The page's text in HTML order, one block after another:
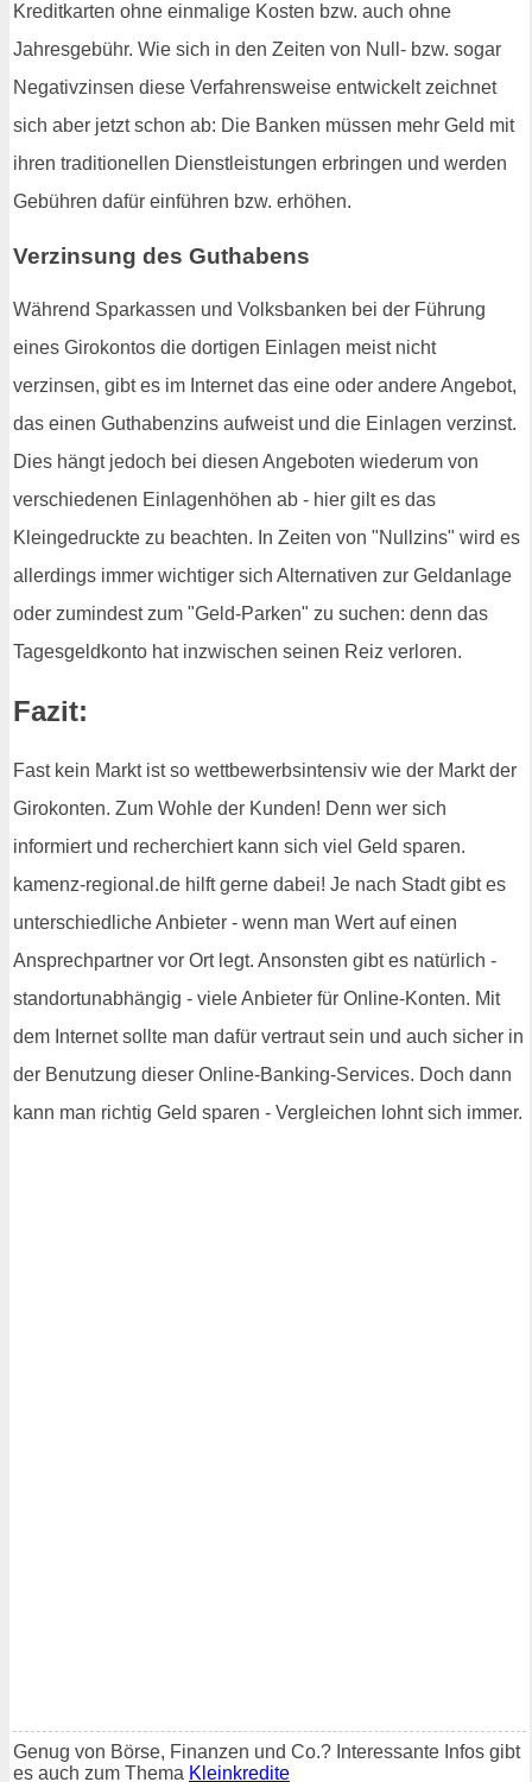
Kreditkarten ohne einmalige Kosten bzw. auch ohne
Jahresgebühr. Wie sich in den Zeiten von Null- bzw. sogar
Negativzinsen diese Verfahrensweise entwickelt zeichnet
sich aber jetzt schon ab: Die Banken müssen mehr Geld mit
ihren traditionellen Dienstleistungen erbringen und werden
Gebühren dafür einführen bzw. erhöhen.
Verzinsung des Guthabens
Während Sparkassen und Volksbanken bei der Führung
eines Girokontos die dortigen Einlagen meist nicht
verzinsen, gibt es im Internet das eine oder andere Angebot,
das einen Guthabenzins aufweist und die Einlagen verzinst.
Dies hängt jedoch bei diesen Angeboten wiederum von
verschiedenen Einlagenhöhen ab - hier gilt es das
Kleingedruckte zu beachten. In Zeiten von "Nullzins" wird es
allerdings immer wichtiger sich Alternativen zur Geldanlage
oder zumindest zum "Geld-Parken" zu suchen: denn das
Tagesgeldkonto hat inzwischen seinen Reiz verloren.
Fazit:
Fast kein Markt ist so wettbewerbsintensiv wie der Markt der
Girokonten. Zum Wohle der Kunden! Denn wer sich
informiert und recherchiert kann sich viel Geld sparen.
kamenz-regional.de hilft gerne dabei! Je nach Stadt gibt es
unterschiedliche Anbieter - wenn man Wert auf einen
Ansprechpartner vor Ort legt. Ansonsten gibt es natürlich -
standortunabhängig - viele Anbieter für Online-Konten. Mit
dem Internet sollte man dafür vertraut sein und auch sicher in
der Benutzung dieser Online-Banking-Services. Doch dann
kann man richtig Geld sparen - Vergleichen lohnt sich immer.
Genug von Börse, Finanzen und Co.? Interessante Infos gibt
es auch zum Thema Kleinkredite